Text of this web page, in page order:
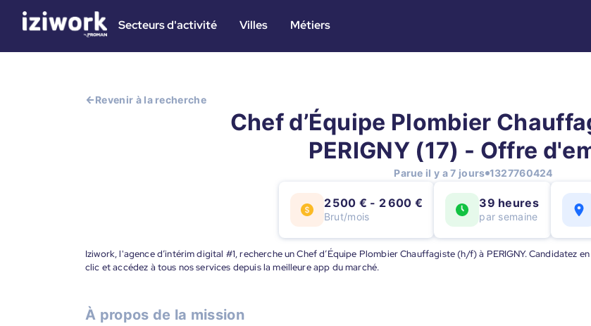
Secteurs d'activité Villes Métiers
Revenir à la recherche
Chef d’Équipe Plombier
PERIGNY (17) - Offre
Parue il y a 7 jours 1327760424
2 500 € - 2 600 €
Brut/mois
39 heures
par semaine
Iziwork, l'agence d’intérim digital #1, recherche un Chef d’Équipe Plombier Chauffagiste (h/f) à PERIGNY. Candidatez en
clic et accédez à tous nos services depuis la meilleure app du marché.
À propos de la mission